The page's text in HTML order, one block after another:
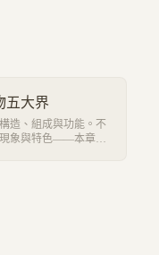
五大界
造、組成與功能。不
現象與特色——本章要